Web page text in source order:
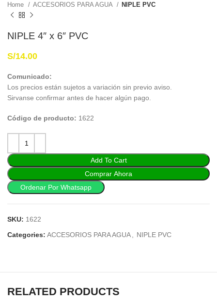
Home ACCESORIOS PARA AGUA NIPLE PVC
NIPLE 4″ x 6″ PVC
S/14.00
Comunicado:
Los precios están sujetos a variación sin previo aviso.
Sirvanse confirmar antes de hacer algún pago.
Código de producto: 1622
Add To Cart
Comprar Ahora
Ordenar Por Whatsapp
SKU: 1622
Categories: ACCESORIOS PARA AGUA NIPLE PVC
RELATED PRODUCTS